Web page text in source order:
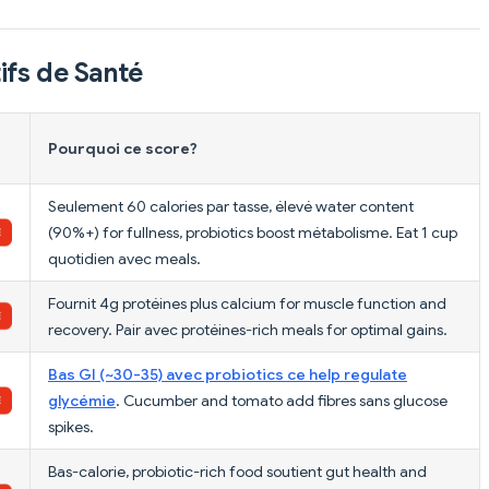
de Santé
Pourquoi ce score?
Seulement 60 calories par tasse, élevé water content
(90%+) for fullness, probiotics boost métabolisme. Eat 1 cup
quotidien avec meals.
Fournit 4g protéines plus calcium for muscle function and
recovery. Pair avec protéines-rich meals for optimal gains.
Bas GI (~30-35) avec probiotics ce help regulate
glycémie. Cucumber and tomato add fibres sans glucose
spikes.
Bas-calorie, probiotic-rich food soutient gut health and